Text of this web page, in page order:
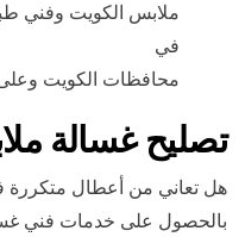
ملابس الكويت وفني
في
محافظات الكويت
تصليح غسالة
هل تعاني من أعطال متكررة
بالحصول على خدمات فني